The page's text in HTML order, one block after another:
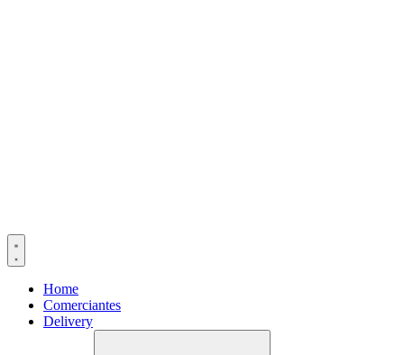
Home
Comerciantes
Delivery